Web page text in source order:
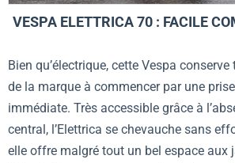
VESPA ELETTRICA 70 : FACILE
Bien qu’électrique, cette Vespa
de la marque à commencer par une
immédiate. Très accessible grâce à
central, l’Elettrica se chevauche sans
elle offre malgré tout un bel espace aux